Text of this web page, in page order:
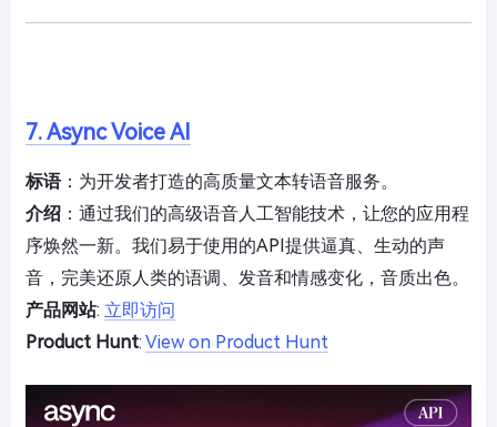
7. Async Voice AI
标语：为开发者打造的高质量文本转语音服务。
介绍 ：通过我们的高级语音人工智能技术，让您的应用程
序焕然一新。我们易于使用的API提供逼真、生动的声
音，完美还原人类的语调、发音和情感变化，音质出色。
产品网站: 立即访问
Product Hunt: View on Product Hunt